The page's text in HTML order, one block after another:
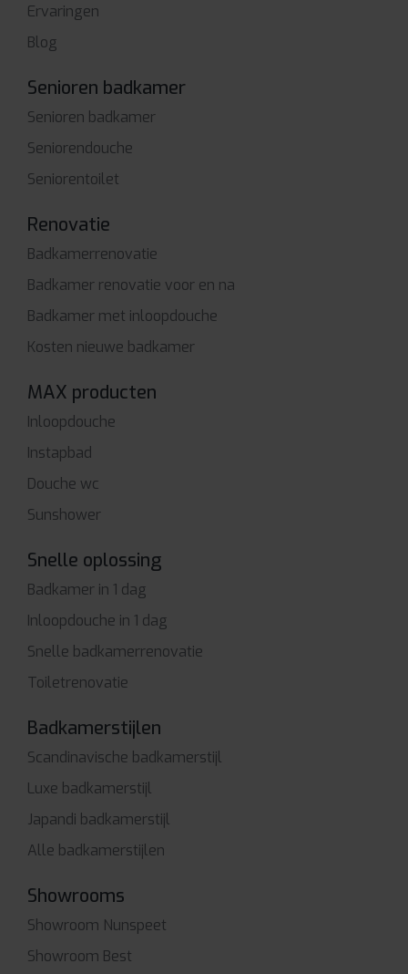
Ervaringen
Blog
Senioren badkamer
Senioren badkamer
Seniorendouche
Seniorentoilet
Renovatie
Badkamerrenovatie
Badkamer renovatie voor en na
Badkamer met inloopdouche
Kosten nieuwe badkamer
MAX producten
Inloopdouche
Instapbad
Douche wc
Sunshower
Snelle oplossing
Badkamer in 1 dag
Inloopdouche in 1 dag
Snelle badkamerrenovatie
Toiletrenovatie
Badkamerstijlen
Scandinavische badkamerstijl
Luxe badkamerstijl
Japandi badkamerstijl
Alle badkamerstijlen
Showrooms
Showroom Nunspeet
Showroom Best